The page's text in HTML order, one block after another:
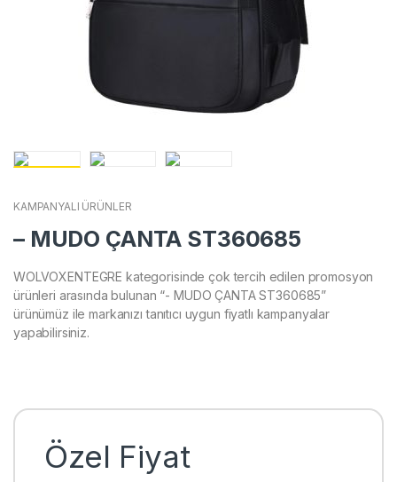
KAMPANYALI ÜRÜNLER
– MUDO ÇANTA ST360685
WOLVOXENTEGRE kategorisinde çok tercih edilen promosyon
ürünleri arasında bulunan “- MUDO ÇANTA ST360685”
ürünümüz ile markanızı tanıtıcı uygun fiyatlı kampanyalar
yapabilirsiniz.
Özel Fiyat